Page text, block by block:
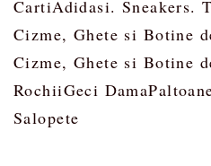
CartiAdidasi. Sneakers.
Cizme, Ghete si Botine
Cizme, Ghete si Botine
RochiiGeci Dama
Salopete